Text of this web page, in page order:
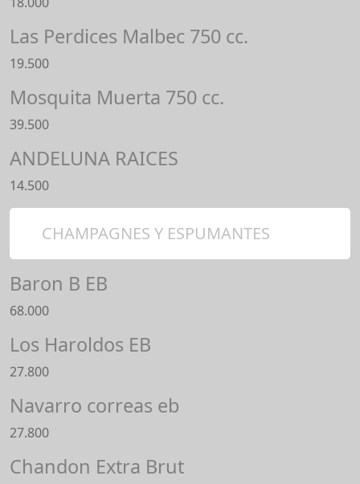
Las Perdices Malbec 750 cc.
19.500
Mosquita Muerta 750 cc.
39.500
ANDELUNA RAICES
14.500
CHAMPAGNES Y ESPUMANTES
Baron B EB
68.000
Los Haroldos EB
27.800
Navarro correas eb
27.800
Chandon Extra Brut